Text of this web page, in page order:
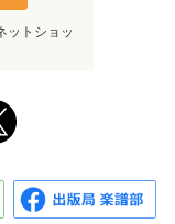
ットショッ